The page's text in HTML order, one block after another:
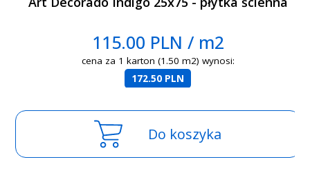
115.00 PLN / m2
cena za 1 karton (1.50 m2) wynosi:
172.50 PLN
Do koszyka